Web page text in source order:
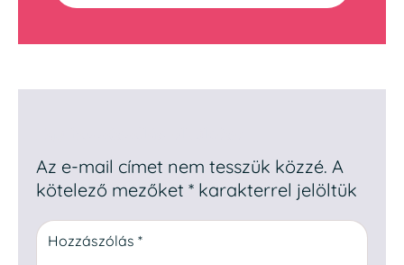
Az e-mail címet nem tesszük közzé. A
kötelező mezőket * karakterrel jelöltük